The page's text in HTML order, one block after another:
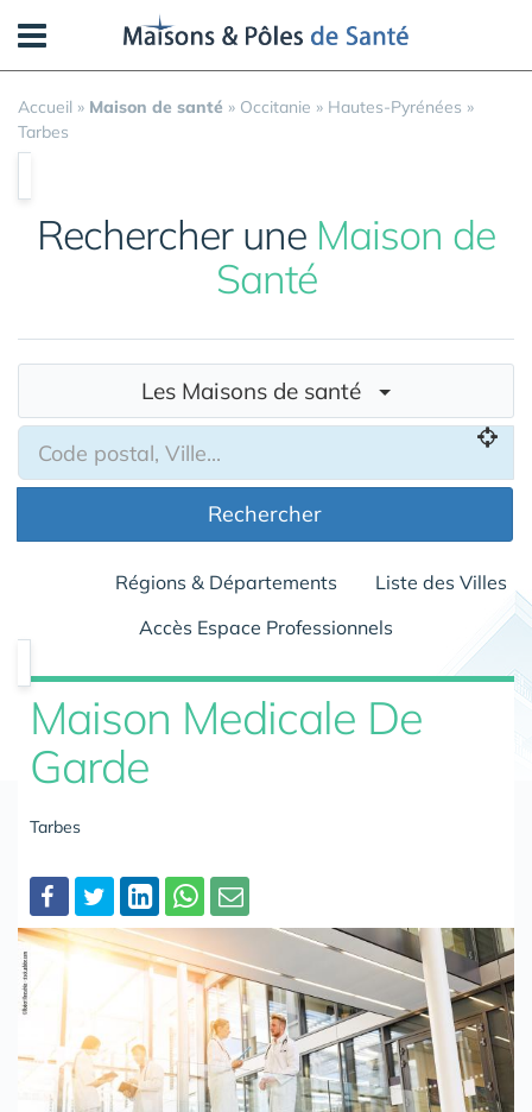
Accueil » Maison de santé » Occitanie » Hautes-Pyrénées »
Tarbes
Rechercher une Maison de
Santé
Les Maisons de santé
Rechercher
Régions & Départements
Liste des Villes
Accès Espace Professionnels
Maison Medicale De
Garde
Tarbes
Partager
Panneau de gestion des cookies